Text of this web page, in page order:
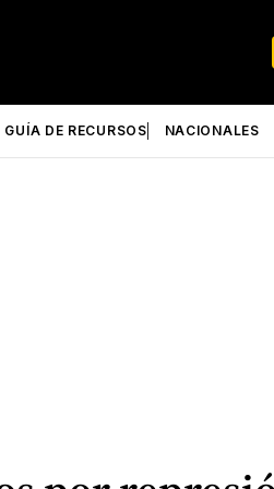
GUÍA DE RECURSOS NACIONALES